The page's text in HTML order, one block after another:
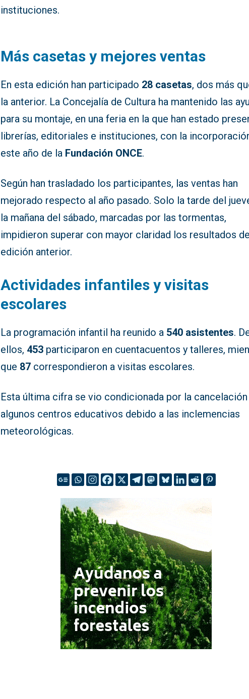
instituciones.
Más casetas y mejores ventas
En esta edición han participado 28 casetas, dos más
la anterior. La Concejalía de Cultura ha mantenido las
para su montaje, en una feria en la que han estado
librerías, editoriales e instituciones, con la
este año de la Fundación ONCE.
Según han trasladado los participantes, las ventas han
mejorado respecto al año pasado. Solo la tarde del
la mañana del sábado, marcadas por las tormentas,
impidieron superar con mayor claridad los resultados
edición anterior.
Actividades infantiles y visitas
escolares
La programación infantil ha reunido a 540 asistentes.
ellos, 453 participaron en cuentacuentos y talleres,
que 87 correspondieron a visitas escolares.
Esta última cifra se vio condicionada por la
algunos centros educativos debido a las inclemencias
meteorológicas.